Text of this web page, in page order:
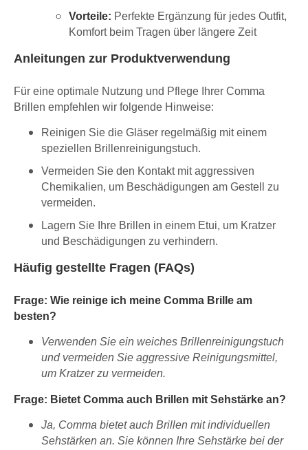
Vorteile: Perfekte Ergänzung für jedes Outfit,
Komfort beim Tragen über längere Zeit
Anleitungen zur Produktverwendung
Für eine optimale Nutzung und Pflege Ihrer Comma
Brillen empfehlen wir folgende Hinweise:
Reinigen Sie die Gläser regelmäßig mit einem
speziellen Brillenreinigungstuch.
Vermeiden Sie den Kontakt mit aggressiven
Chemikalien, um Beschädigungen am Gestell zu
vermeiden.
Lagern Sie Ihre Brillen in einem Etui, um Kratzer
und Beschädigungen zu verhindern.
Häufig gestellte Fragen (FAQs)
Frage: Wie reinige ich meine Comma Brille am
besten?
Verwenden Sie ein weiches Brillenreinigungstuch
und vermeiden Sie aggressive Reinigungsmittel,
um Kratzer zu vermeiden.
Frage: Bietet Comma auch Brillen mit Sehstärke an?
Ja, Comma bietet auch Brillen mit individuellen
Sehstärken an. Sie können Ihre Sehstärke bei der